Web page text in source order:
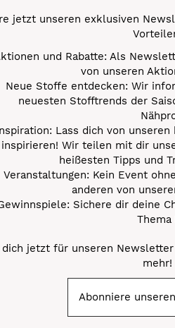
jetzt unseren exklusiven
und Rabatte: Als
von unseren
Neue Stoffe entdecken: Wir
neuesten Stofftrends der
Lass dich von
inspirieren! Wir teilen mit dir
heißesten Tipps und
Veranstaltungen: Kein Event
anderen von
Sichere dir deine
Thema
dich jetzt für unseren
mehr!
Abonniere